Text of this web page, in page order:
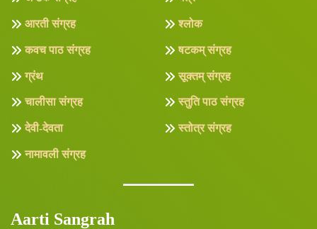
आरती संग्रह
कवच पाठ संग्रह
ग्रंथ
चालीसा संग्रह
देवी-देवता
नामावली संग्रह
श्लोक
षटकम् संग्रह
सूक्तम् संग्रह
स्तुति पाठ संग्रह
स्तोत्र संग्रह
Aarti Sangrah